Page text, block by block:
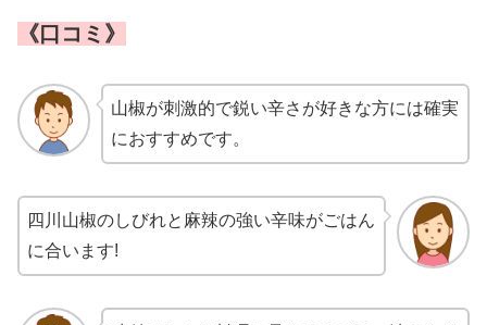
《口コミ》
山椒が刺激的で鋭い辛さが好きな方には確実
におすすめです。
四川山椒のしびれと麻辣の強い辛味がごはん
に合います!